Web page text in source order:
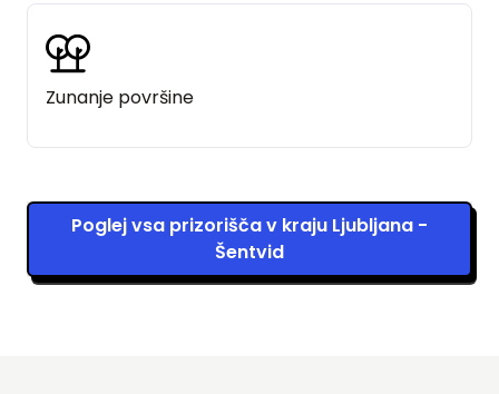
Zunanje površine
Poglej vsa prizorišča v kraju Ljubljana -
Šentvid